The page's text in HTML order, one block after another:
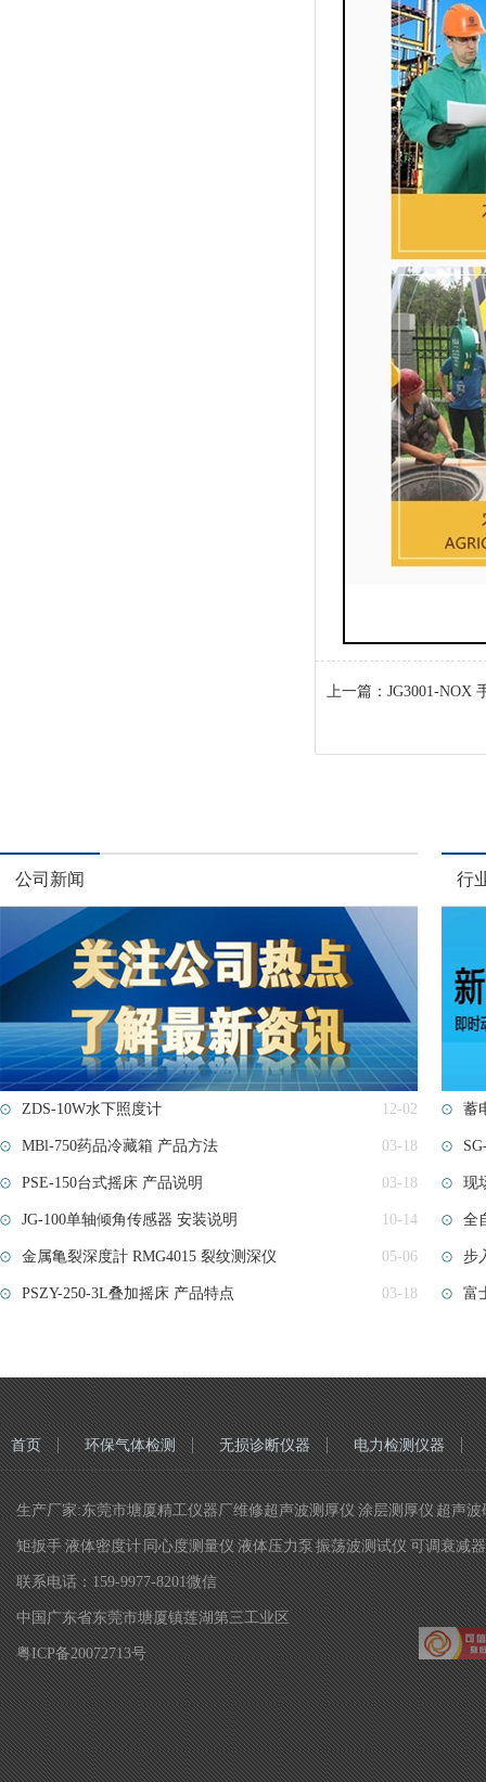
上一篇： JG3001-NOX
公司新闻
ZDS-10W水下照度计 12-02
MBl-750药品冷藏箱 产品方法 03-18
PSE-150台式摇床 产品说明 03-18
JG-100单轴倾角传感器 安装说明 10-14
金属亀裂深度計 RMG4015 裂纹测深仪 05-06
PSZY-250-3L叠加摇床 产品特点 03-18
行
蓄
现
全
步
富
首页 环保气体检测 无损诊断仪器 电力检测仪器
生产厂家:东莞市塘厦精工仪器厂维修超声波测厚仪 涂层测厚仪 超声
矩扳手 液体密度计 同心度测量仪 液体压力泵 振荡波测试仪 可调衰减
联系电话：159-9977-8201微信
中国广东省东莞市塘厦镇莲湖第三工业区
粤ICP备20072713号